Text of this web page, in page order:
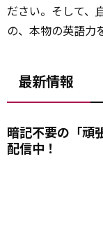
ださい。そして、
の、本物の英語力
最新情報
暗記不要の「頑
配信中！